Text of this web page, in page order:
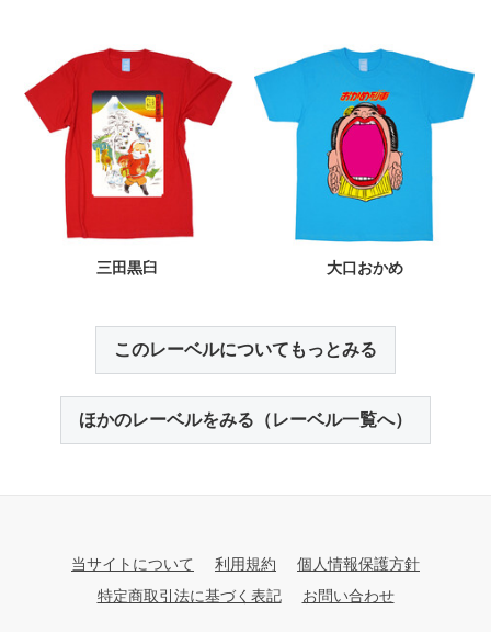
三田黒臼 大口おかめ
このレーベルについてもっとみる
ほかのレーベルをみる（レーベル一覧へ）
当サイトについて 利用規約
個人情報保護方針
特定商取引法に基づく表記
お問い合わせ